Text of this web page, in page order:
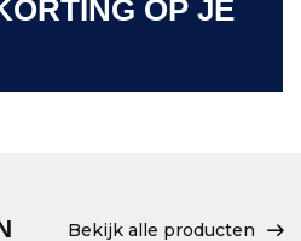
OP JE
Bekijk alle producten